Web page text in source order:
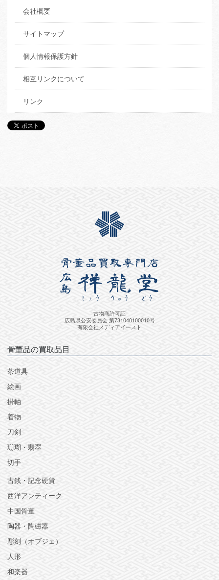
会社概要
サイトマップ
個人情報保護方針
相互リンクについて
リンク
古物商許可証
広島県公安委員会 第731040100010号
有限会社メディアイースト
骨董品の買取品目
茶道具
絵画
掛軸
着物
刀剣
珊瑚・翡翠
切手
古銭・記念硬貨
西洋アンティーク
中国骨董
陶器・陶磁器
彫刻（オブジェ）
人形
和楽器